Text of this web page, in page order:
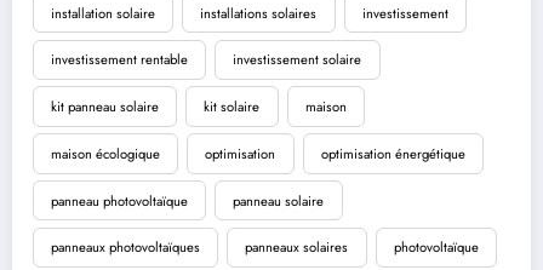
installation solaire installations solaires investissement
investissement rentable investissement solaire
kit panneau solaire kit solaire maison
maison écologique optimisation optimisation énergétique
panneau photovoltaïque panneau solaire
panneaux photovoltaïques panneaux solaires photovoltaïque